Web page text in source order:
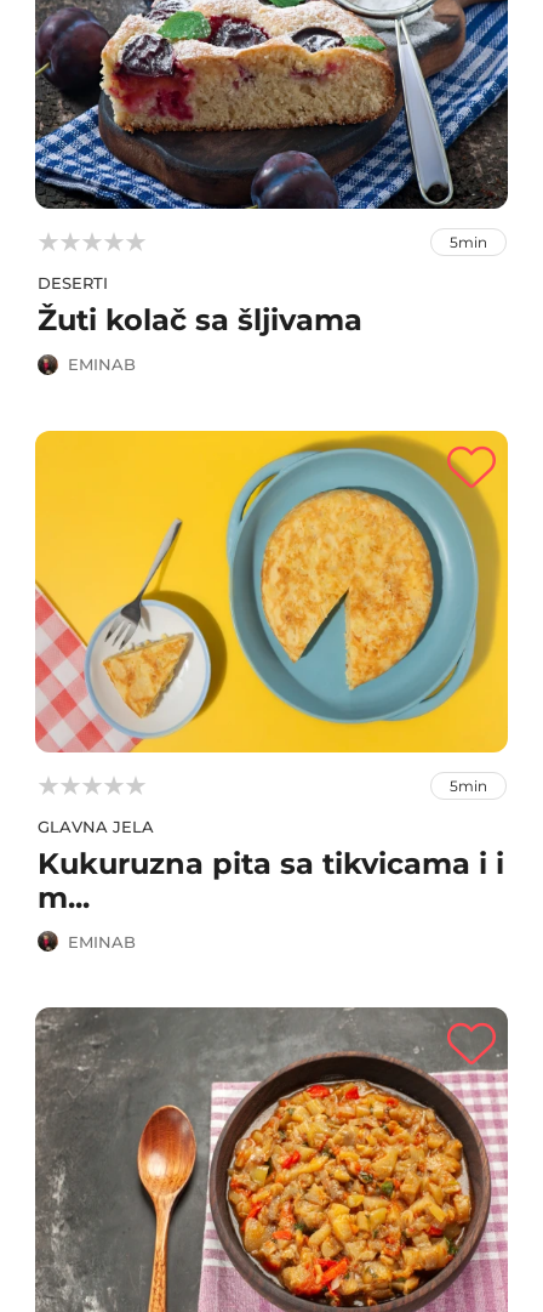


 5min
DESERTI
Žuti kolač sa šljivama
EMINAB


 5min
GLAVNA JELA
Kukuruzna pita sa tikvicama i i
m...
EMINAB